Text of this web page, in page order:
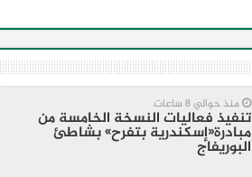
منذ حوالي 8 ساعات
تنفيذ فعاليات النسخة الخامسة من
مبادرة«إسكندرية بتفرح» بشاطئ
البوريفاج